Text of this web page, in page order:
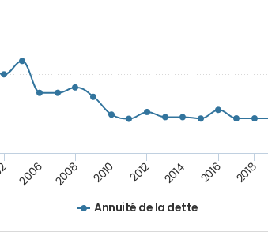
Annuité de la dette
2006 2008 2010 2012 2014 2016 2018